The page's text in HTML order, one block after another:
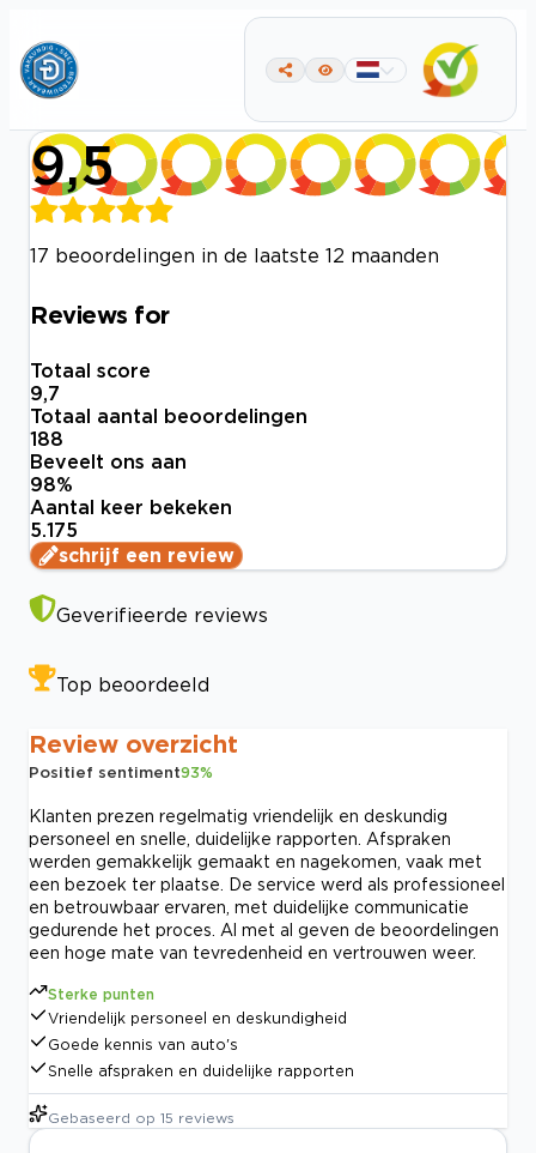
9,5
17 beoordelingen in de laatste 12 maanden
Reviews for
Totaal score
9,7
Totaal aantal beoordelingen
188
Beveelt ons aan
98%
Aantal keer bekeken
5.175
schrijf een review
Geverifieerde reviews
Top beoordeeld
Review overzicht
Positief sentiment93%
Klanten prezen regelmatig vriendelijk en deskundig
personeel en snelle, duidelijke rapporten. Afspraken
werden gemakkelijk gemaakt en nagekomen, vaak met
een bezoek ter plaatse. De service werd als professioneel
en betrouwbaar ervaren, met duidelijke communicatie
gedurende het proces. Al met al geven de beoordelingen
een hoge mate van tevredenheid en vertrouwen weer.
Sterke punten
Vriendelijk personeel en deskundigheid
Goede kennis van auto's
Snelle afspraken en duidelijke rapporten
Gebaseerd op 15 reviews